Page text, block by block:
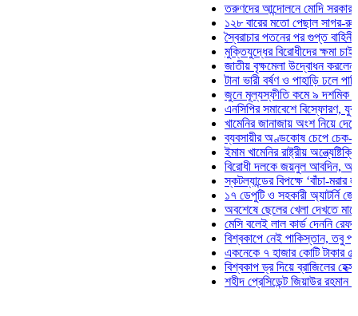
তরুণদের আন্দোলনে মোদি সরকার দুর্বল
১২৮ বারের মতো পেছাল সাগর-রুনি
স্বৈরাচার পতনের পর গুপ্ত বাহিনীর
মুক্তিযুদ্ধের বিরোধীদের ক্ষমা চাইতে
জাতীয় বৃক্ষমেলা উদ্বোধন করলেন
টানা ভারী বর্ষণ ও পাহাড়ি ঢলে পানিবন্দি
জুনে মূল্যস্ফীতি কমে ৯ দশমিক ১৬
এনসিপির সমাবেশে বিস্ফোরণ, যুবলীগের
খামেনির জানাজায় অংশ নিয়ে দেশে
ব্যবসায়ীর অণ্ডকোষ চেপে চেক-
ইমাম খামেনির রাষ্ট্রীয়
বিরোধী দলকে জয়নুল আবদিন, আপনারা
স্কটল্যান্ডের বিপক্ষে ‘বাঁচা-মরার
১৭ ডেপুটি ও সহকারী অ্যাটর্নি
অবশেষে ছেলের খেলা দেখতে মাঠে
মেসি বলেই লাল কার্ড দেননি রেফারি!
বিশ্বকাপে নেই পাকিস্তান, তবু প্রতিটি
একনেকে ৭ হাজার কোটি টাকার ৫
বিশ্বকাপ ড্র দিয়ে ব্রাজিলের হেক্সা
শহীদ প্রেসিডেন্ট জিয়াউর রহমান